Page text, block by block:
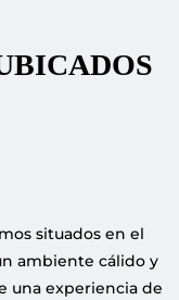
situados en el
ambiente cálido y
una experiencia de